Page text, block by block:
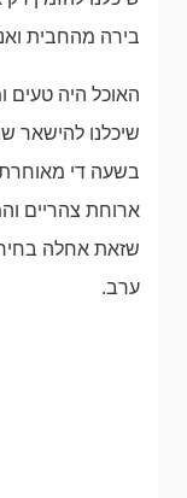
בירה מהחבית
האוכל היה טעים
שיכלנו להישאר
בשעה די
ארוחת צהריים
שזאת אחלה
ערב.